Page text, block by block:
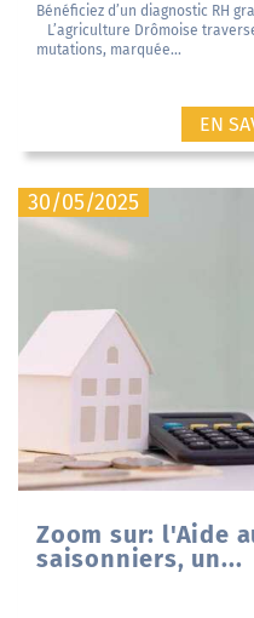
Bénéficiez d’un diagnostic RH
L’agriculture Drômoise
mutations, marquée...
EN
30/05/2025
Zoom sur: l'Aide
saisonniers, un...